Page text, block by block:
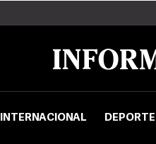
INTERNACIONAL DEPORTE